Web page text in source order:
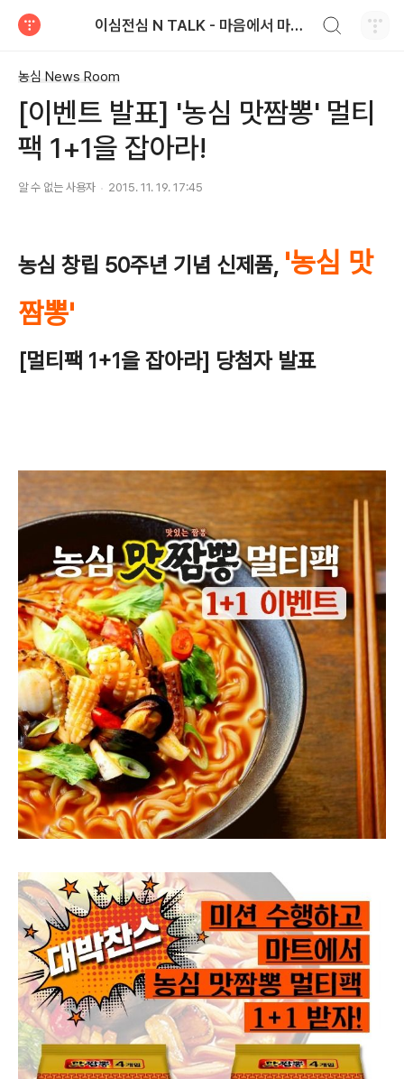
이심전심 N TALK - 마음에서 마음으로 전하는 농심 블로그
농심 News Room
[이벤트 발표] '농심 맛짬뽕' 멀티
팩 1+1을 잡아라!
알 수 없는 사용자 2015. 11. 19. 17:45
농심 창립 50주년 기념 신제품, '농심 맛
짬뽕'
[멀티팩 1+1을 잡아라] 당첨자 발표